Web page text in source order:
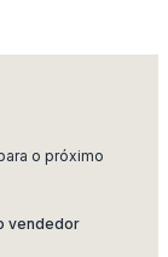
o próximo
vendedor